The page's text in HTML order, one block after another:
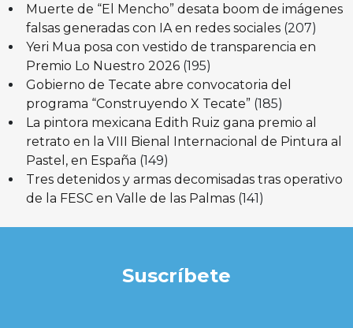
Muerte de “El Mencho” desata boom de imágenes
falsas generadas con IA en redes sociales (207)
Yeri Mua posa con vestido de transparencia en
Premio Lo Nuestro 2026 (195)
Gobierno de Tecate abre convocatoria del
programa “Construyendo X Tecate” (185)
La pintora mexicana Edith Ruiz gana premio al
retrato en la VIII Bienal Internacional de Pintura al
Pastel, en España (149)
Tres detenidos y armas decomisadas tras operativo
de la FESC en Valle de las Palmas (141)
Suscríbete